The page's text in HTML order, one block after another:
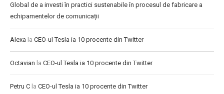
Global de a investi în practici sustenabile în procesul de fabricare a
echipamentelor de comunicații
Alexa la CEO-ul Tesla ia 10 procente din Twitter
Octavian la CEO-ul Tesla ia 10 procente din Twitter
Petru C la CEO-ul Tesla ia 10 procente din Twitter